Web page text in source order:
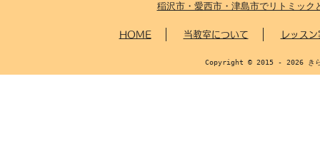
稲沢市・愛西市・津島市でリトミッ
HOME 当教室について レッス
Copyright © 2015 - 2026 き